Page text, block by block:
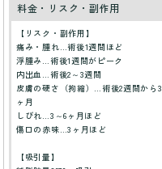
料金・リスク・副作用
【リスク・副作用】
痛み・腫れ…術後1週間ほど
浮腫み…術後1週間がピーク
内出血…術後2～3週間
皮膚の硬さ（拘縮）…術後2週間から3
ヶ月
しびれ…3～6ヶ月ほど
傷口の赤味…3ヶ月ほど
【吸引量】